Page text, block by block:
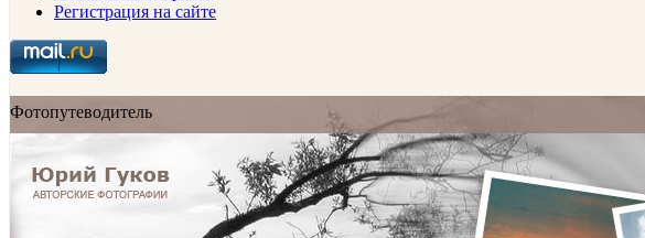
Регистрация на сайте
Фотопутеводитель